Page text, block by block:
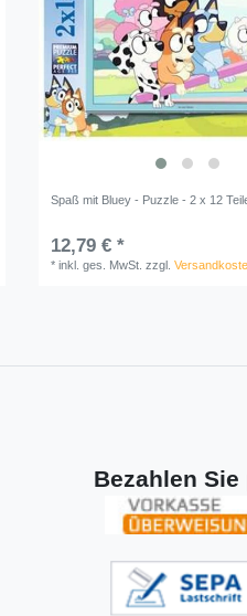
Spaß mit Bluey - Puzzle - 2 x 12
12,79 € *
*inkl. ges. MwSt. zzgl.
Bezahlen Sie